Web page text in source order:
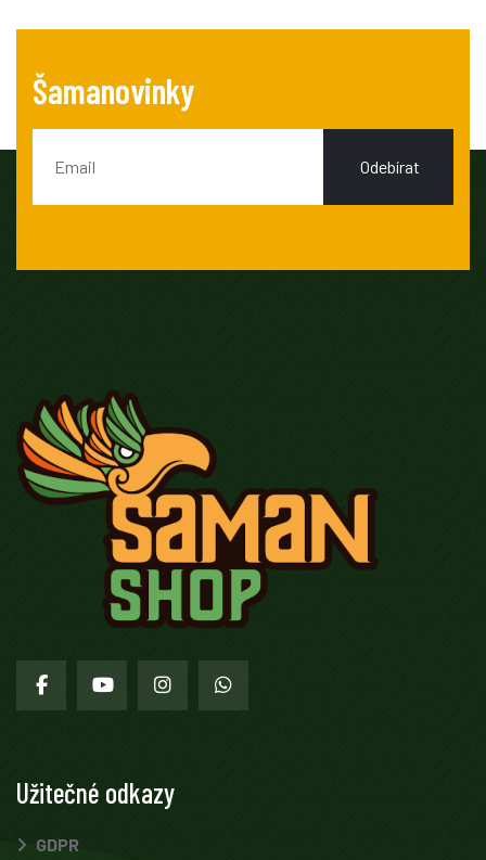
Šamanovinky
Odebírat
FacebookYoutubeInstagramWhatsApp
Užitečné odkazy
GDPR